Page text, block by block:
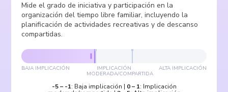
Mide el grado de iniciativa y participación en la
organización del tiempo libre familiar, incluyendo la
planificación de actividades recreativas y de descanso
compartidas.
BAJA IMPLICACIÓN IMPLICACIÓN
MODERADA/COMPARTIDA
ALTA IMPLICACIÓN
-5– -1: Baja implicación | 0– 1: Implicación